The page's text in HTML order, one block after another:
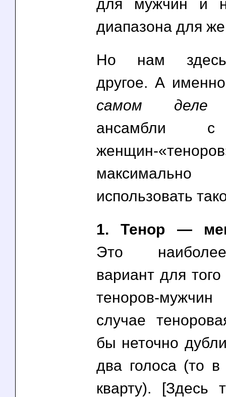
для мужчин и
диапазона для
Но нам здесь
другое. А
самом деле
ансамбли с
женщин-
максимально
использовать
1. Тенор —
Это
вариант для того
теноров-
случае
бы неточно
два голоса (то
кварту). [Здесь